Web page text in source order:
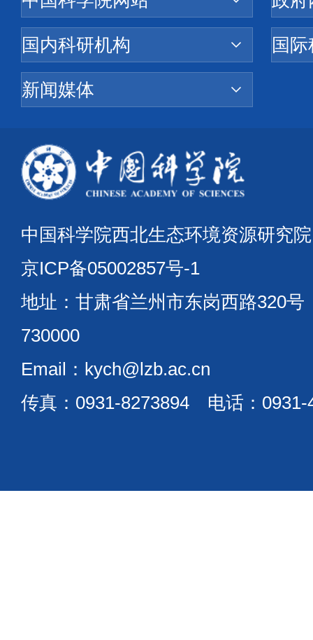
中国科学院西北生态环境资源研
京ICP备05002857号-1
地址：甘肃省兰州市东岗西路
730000
Email：kych@lzb.ac.cn
传真：0931-8273894 电话：0931-